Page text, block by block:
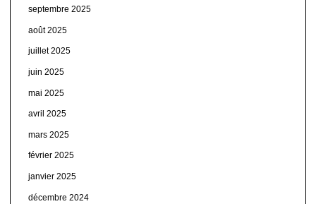
septembre 2025
août 2025
juillet 2025
juin 2025
mai 2025
avril 2025
mars 2025
février 2025
janvier 2025
décembre 2024